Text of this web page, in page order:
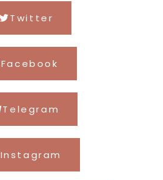
Twitter
Facebook
Telegram
Instagram